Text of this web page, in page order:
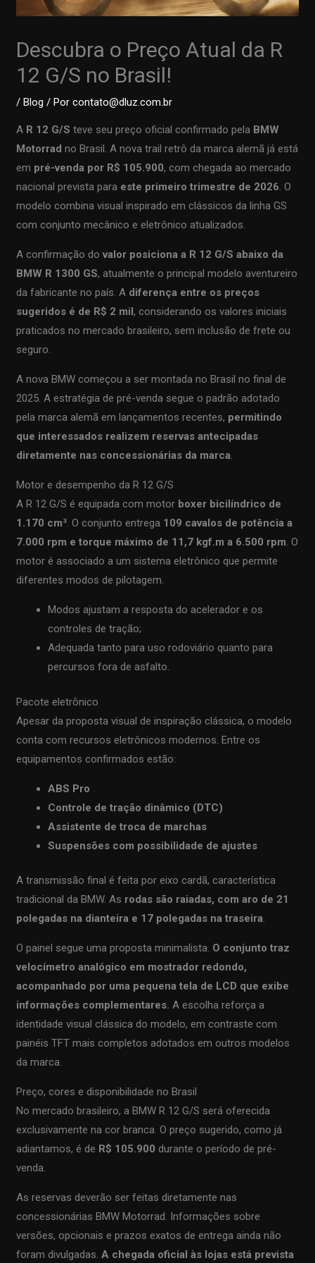
Descubra o Preço Atual da R
12 G/S no Brasil!
/ Blog / Porcontato@dluz.com.br
A R 12 G/S teve seu preço oficial confirmado pela BMW
Motorrad no Brasil. A nova trail retrô da marca alemã já está
em pré-venda por R$ 105.900, com chegada ao mercado
nacional prevista para este primeiro trimestre de 2026. O
modelo combina visual inspirado em clássicos da linha GS
com conjunto mecânico e eletrônico atualizados.
A confirmação dovalor posiciona a R 12 G/S abaixo da
BMW R 1300 GS, atualmente o principal modelo aventureiro
da fabricante no país. A diferença entre os preços
sugeridos é de R$ 2 mil, considerando os valores iniciais
praticados no mercado brasileiro, sem inclusão de frete ou
seguro.
A nova BMW começou a ser montada no Brasil no final de
2025. A estratégia de pré-venda segue o padrão adotado
pela marca alemã em lançamentos recentes, permitindo
que interessados realizem reservas antecipadas
diretamente nas concessionárias da marca.
Motor e desempenho da R 12 G/S
A R 12 G/S é equipada com motor boxer bicilíndrico de
1.170 cm³. O conjunto entrega 109 cavalos de potência a
7.000 rpm e torque máximo de 11,7 kgf.m a 6.500 rpm. O
motor é associado a um sistema eletrônico que permite
diferentes modos de pilotagem.
Modos ajustam a resposta do acelerador e os
controles de tração;
Adequada tanto para uso rodoviário quanto para
percursos fora de asfalto.
Pacote eletrônico
Apesar da proposta visual de inspiração clássica, o modelo
conta com recursos eletrônicos modernos. Entre os
equipamentos confirmados estão:
ABS Pro
Controle de tração dinâmico (DTC)
Assistente de troca de marchas
Suspensões com possibilidade de ajustes
A transmissão final é feita por eixo cardã, característica
tradicional da BMW. As rodas são raiadas, com aro de 21
polegadas na dianteira e 17 polegadas na traseira.
O painel segue uma proposta minimalista. O conjunto traz
velocímetro analógico em mostrador redondo,
acompanhado por uma pequena tela de LCD que exibe
informações complementares. A escolha reforça a
identidade visual clássica do modelo, em contraste com
painéis TFT mais completos adotados em outros modelos
da marca.
Preço, cores e disponibilidade no Brasil
No mercado brasileiro, a BMW R 12 G/S será oferecida
exclusivamente na cor branca. O preço sugerido, como já
adiantamos, é de R$ 105.900 durante o período de pré-
venda.
As reservas deverão ser feitas diretamente nas
concessionárias BMW Motorrad. Informações sobre
versões, opcionais e prazos exatos de entrega ainda não
foram divulgadas.A chegada oficial às lojas está prevista